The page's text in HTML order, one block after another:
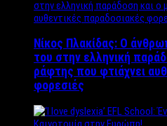
Νίκος Πλακίδας: O
του στην ελληνική
ράφτης που φτιάχνει
φορεσιές